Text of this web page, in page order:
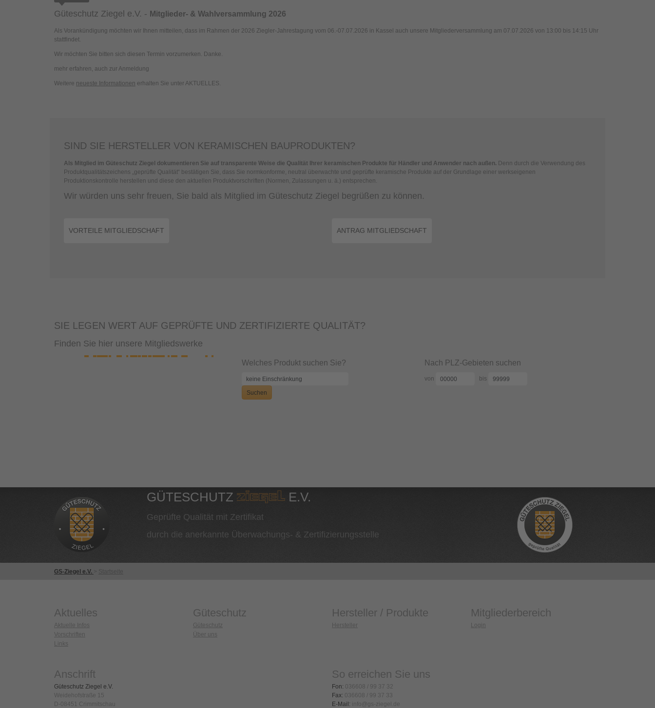
Güteschutz Ziegel e.V. - Mitglieder- & Wahlversammlung 2026
Als Vorankündigung möchten wir Ihnen mitteilen, dass im Rahmen der 2026 Ziegler-Jahrestagung vom 06.-07.07.2026 in Kassel auch unsere Mitgliederversammlung am 07.07.2026 von 13:00 bis 14:15 Uhr
stattfindet.
Wir möchten Sie bitten sich diesen Termin vorzumerken. Danke.
mehr erfahren, auch zur Anmeldung
Weitere neueste Informationen erhalten Sie unter AKTUELLES.
SIND SIE HERSTELLER VON KERAMISCHEN BAUPRODUKTEN?
Als Mitglied im Güteschutz Ziegel dokumentieren Sie auf transparente Weise die Qualität Ihrer keramischen Produkte für Händler und Anwender nach außen. Denn durch die Verwendung des
Produktqualitätszeichens „geprüfte Qualität“ bestätigen Sie, dass Sie normkonforme, neutral überwachte und geprüfte keramische Produkte auf der Grundlage einer werkseigenen
Produktionskontrolle herstellen und diese den aktuellen Produktvorschriften (Normen, Zulassungen u. ä.) entsprechen.
Wir würden uns sehr freuen, Sie bald als Mitglied im Güteschutz Ziegel begrüßen zu können.
VORTEILE MITGLIEDSCHAFT ANTRAG MITGLIEDSCHAFT
SIE LEGEN WERT AUF GEPRÜFTE UND ZERTIFIZIERTE QUALITÄT?
Finden Sie hier unsere Mitgliedswerke
Welches Produkt suchen Sie? Nach PLZ-Gebieten suchen
von bis
Suchen
GÜTESCHUTZ E.V.
Geprüfte Qualität mit Zertifikat
durch die anerkannte Überwachungs- & Zertifizierungsstelle
GS-Ziegel e.V. Startseite
Aktuelles
Aktuelle Infos
Vorschriften
Links
Güteschutz
Güteschutz
Über uns
Hersteller / Produkte
Hersteller
Mitgliederbereich
Login
Anschrift
Güteschutz Ziegel e.V.
Weidehofstraße 15
D-08451 Crimmitschau
So erreichen Sie uns
Fon: 036608 / 99 37 32
Fax: 036608 / 99 37 33
E-Mail: info@gs-ziegel.de